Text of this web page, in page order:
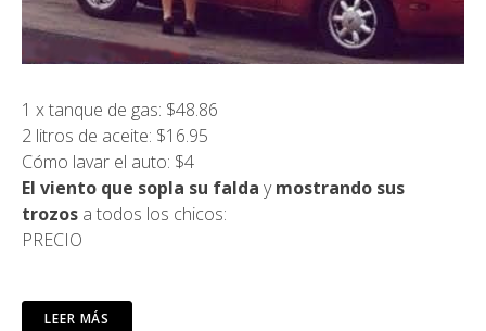
1 x tanque de gas: $48.86
2 litros de aceite: $16.95
Cómo lavar el auto: $4
El viento que sopla su falda ymostrando sus
trozos a todos los chicos:
PRECIO
LEER MÁS